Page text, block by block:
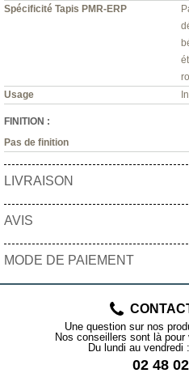
Spécificité Tapis PMR-ERP
Usage
FINITION :
Pas de finition
LIVRAISON
AVIS
MODE DE PAIEMENT
Une question sur nos
Nos conseillers sont là
Du lundi au vendredi
02 48